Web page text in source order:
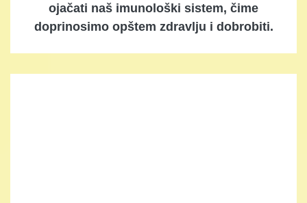
ojačati naš imunološki sistem, čime
doprinosimo opštem zdravlju i dobrobiti.